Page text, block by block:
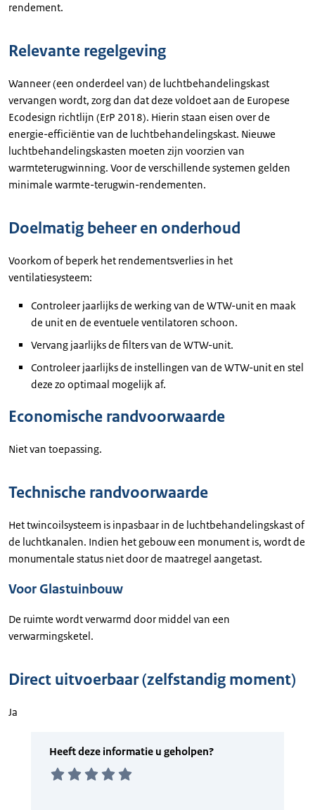
rendement.
Relevante regelgeving
Wanneer (een onderdeel van) de luchtbehandelingskast
vervangen wordt, zorg dan dat deze voldoet aan de Europese
Ecodesign richtlijn (ErP 2018). Hierin staan eisen over de
energie-efficiëntie van de luchtbehandelingskast. Nieuwe
luchtbehandelingskasten moeten zijn voorzien van
warmteterugwinning. Voor de verschillende systemen gelden
minimale warmte-terugwin-rendementen.
Doelmatig beheer en onderhoud
Voorkom of beperk het rendementsverlies in het
ventilatiesysteem:
Controleer jaarlijks de werking van de WTW-unit en maak
de unit en de eventuele ventilatoren schoon.
Vervang jaarlijks de filters van de WTW-unit.
Controleer jaarlijks de instellingen van de WTW-unit en stel
deze zo optimaal mogelijk af.
Economische randvoorwaarde
Niet van toepassing.
Technische randvoorwaarde
Het twincoilsysteem is inpasbaar in de luchtbehandelingskast of
de luchtkanalen. Indien het gebouw een monument is, wordt de
monumentale status niet door de maatregel aangetast.
Voor Glastuinbouw
De ruimte wordt verwarmd door middel van een
verwarmingsketel.
Direct uitvoerbaar (zelfstandig moment)
Ja